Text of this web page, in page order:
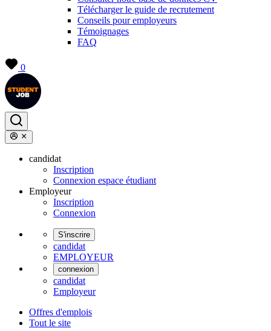
Télécharger le guide de recrutement
Conseils pour employeurs
Témoignages
FAQ
0
candidat
Inscription
Connexion espace étudiant
Employeur
Inscription
Connexion
S'inscrire
candidat
EMPLOYEUR
connexion
candidat
Employeur
Offres d'emplois
Tout le site